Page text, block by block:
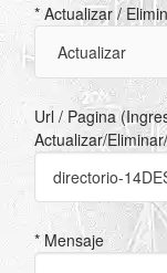
* Actualizar /
Url / Pagina
Actualizar/
* Mensaje